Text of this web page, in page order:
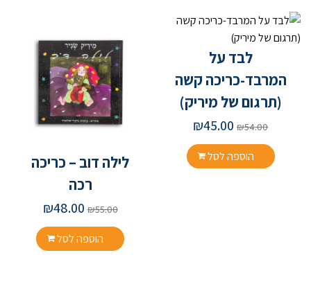
לבד על
המרבד-כריכה קשה
(תרגום של מיריק)
₪54.00
₪45.00
הוספה לסל
לילה דוב – כריכה
רכה
₪55.00
₪48.00
הוספה לסל